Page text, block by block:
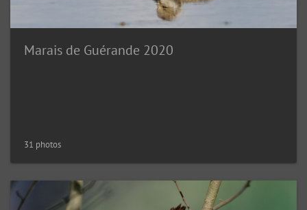
Marais de Guérande 2020
31 photos